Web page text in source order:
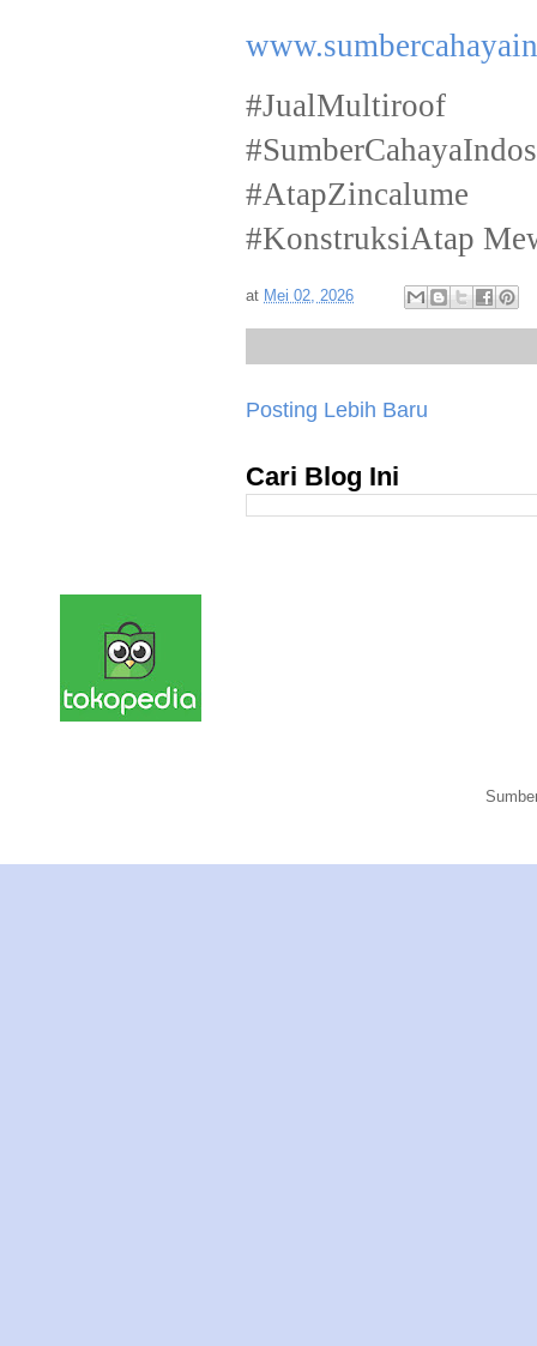
#JualMultiroof
#KonstruksiAtap
at Mei 02, 2026
Posting Lebih Baru
Cari Blog Ini